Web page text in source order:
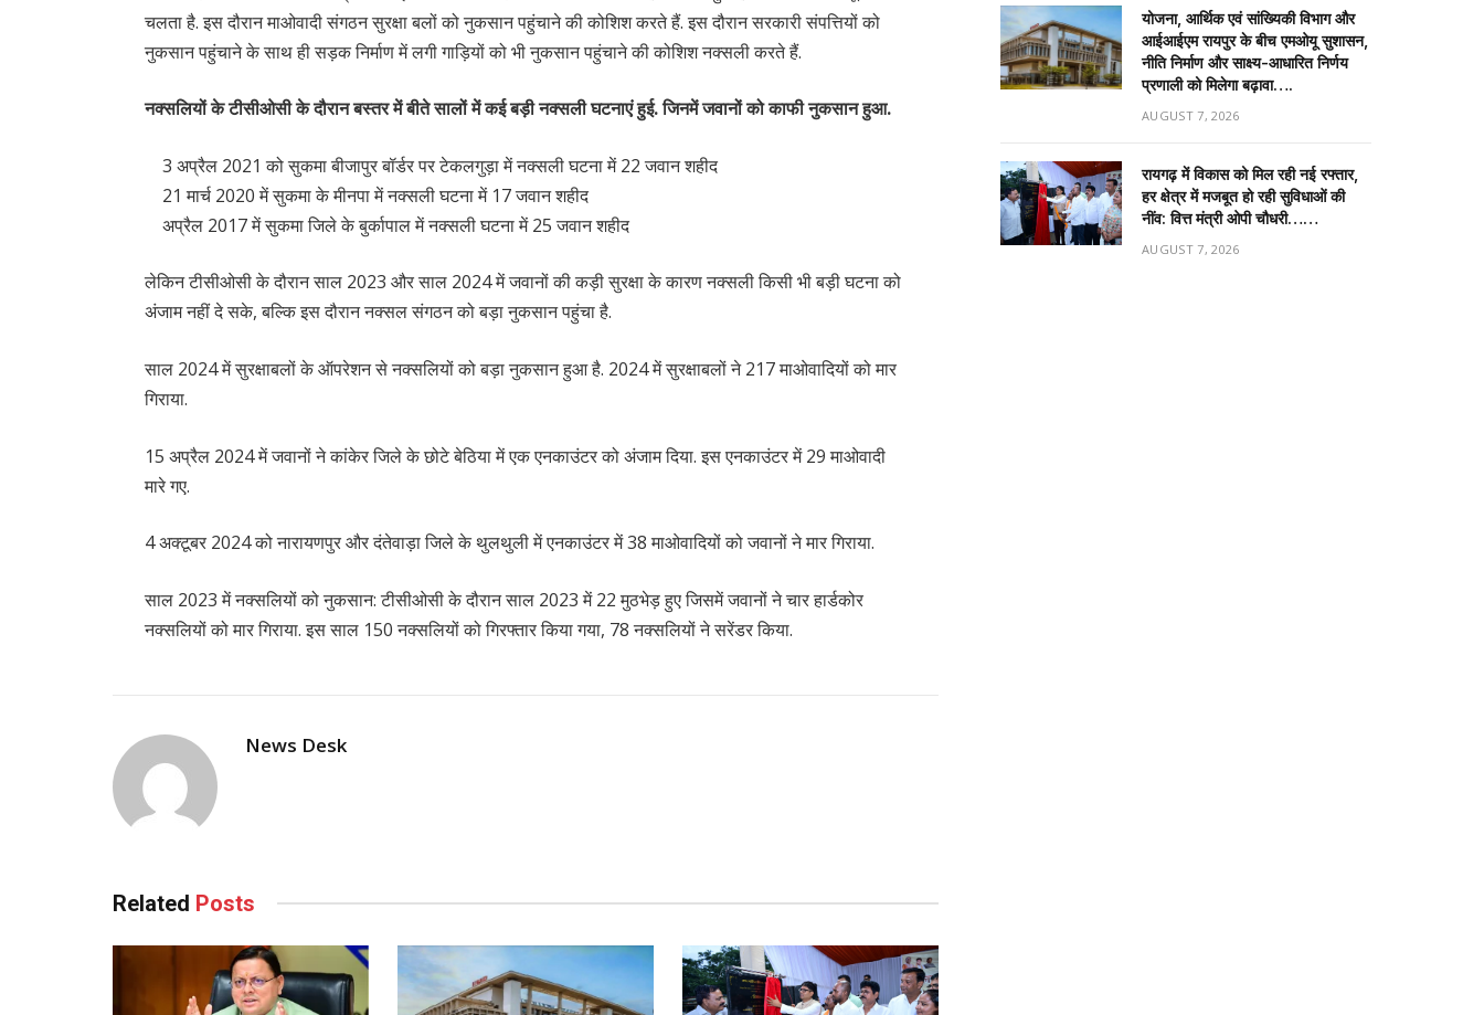
चलता है. इस दौरान माओवादी संगठन सुरक्षा बलों को नुकसान पहुंचाने की कोशिश करते हैं. इस दौरान सरकारी संपत्तियों को
नुकसान पहुंचाने के साथ ही सड़क निर्माण में लगी गाड़ियों को भी नुकसान पहुंचाने की कोशिश नक्सली करते हैं.
नक्सलियों के टीसीओसी के दौरान बस्तर में बीते सालों में कई बड़ी नक्सली घटनाएं हुई. जिनमें जवानों को काफी नुकसान हुआ.
3 अप्रैल 2021 को सुकमा बीजापुर बॉर्डर पर टेकलगुड़ा में नक्सली घटना में 22 जवान शहीद
21 मार्च 2020 में सुकमा के मीनपा में नक्सली घटना में 17 जवान शहीद
अप्रैल 2017 में सुकमा जिले के बुर्कापाल में नक्सली घटना में 25 जवान शहीद
लेकिन टीसीओसी के दौरान साल 2023 और साल 2024 में जवानों की कड़ी सुरक्षा के कारण नक्सली किसी भी बड़ी घटना को
अंजाम नहीं दे सके, बल्कि इस दौरान नक्सल संगठन को बड़ा नुकसान पहुंचा है.
साल 2024 में सुरक्षाबलों के ऑपरेशन से नक्सलियों को बड़ा नुकसान हुआ है. 2024 में सुरक्षाबलों ने 217 माओवादियों को मार
गिराया.
15 अप्रैल 2024 में जवानों ने कांकेर जिले के छोटे बेठिया में एक एनकाउंटर को अंजाम दिया. इस एनकाउंटर में 29 माओवादी
मारे गए.
4 अक्टूबर 2024 को नारायणपुर और दंतेवाड़ा जिले के थुलथुली में एनकाउंटर में 38 माओवादियों को जवानों ने मार गिराया.
साल 2023 में नक्सलियों को नुकसान: टीसीओसी के दौरान साल 2023 में 22 मुठभेड़ हुए जिसमें जवानों ने चार हार्डकोर
नक्सलियों को मार गिराया. इस साल 150 नक्सलियों को गिरफ्तार किया गया, 78 नक्सलियों ने सरेंडर किया.
News Desk
Related Posts
योजना, आर्थिक एवं सांख्यिकी विभाग और
आईआईएम रायपुर के बीच एमओयू सुशासन,
नीति निर्माण और साक्ष्य-आधारित निर्णय
प्रणाली को मिलेगा बढ़ावा….
AUGUST 7, 2026
रायगढ़ में विकास को मिल रही नई रफ्तार,
हर क्षेत्र में मजबूत हो रही सुविधाओं की
नींव: वित्त मंत्री ओपी चौधरी……
AUGUST 7, 2026